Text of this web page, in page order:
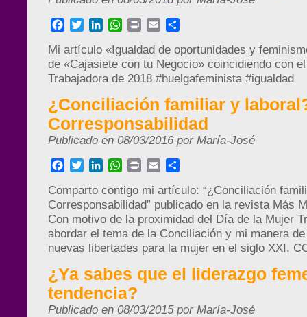
Facebook
TwitterLinkedInWhatsApp
Print Email
Mi artículo «Igualdad de oportunidades y
de «Cajasiete con tu Negocio» coincidiendo con
Trabajadora de 2018 #huelgafeminista #igualdad
¿Conciliación familiar y
Corresponsabilidad
Publicado en 08/03/2016 por María-José
Facebook
TwitterLinkedInWhatsApp
Print Email
Comparto contigo mi artículo: “¿Conciliación
Corresponsabilidad” publicado en la revista Más
Con motivo de la proximidad del Día de la Mujer
abordar el tema de la Conciliación y mi manera
nuevas libertades para la mujer en el siglo XXI.
¿Ya sabes que el liderazgo
tendencia?
Publicado en 08/03/2015 por María-José